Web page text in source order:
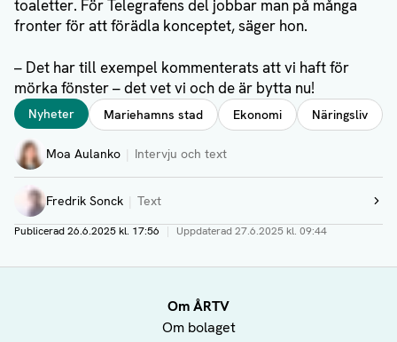
toaletter. För Telegrafens del jobbar man på många
fronter för att förädla konceptet, säger hon.
– Det har till exempel kommenterats att vi haft för
mörka fönster – det vet vi och de är bytta nu!
Taggar
Nyheter Mariehamns stad Ekonomi Näringsliv
Författare
Moa Aulanko Intervju och text
Fredrik Sonck Text
Visa profil
Publicerad26.6.2025 kl. 17:56 | Uppdaterad27.6.2025 kl. 09:44
Om ÅRTV
Om bolaget